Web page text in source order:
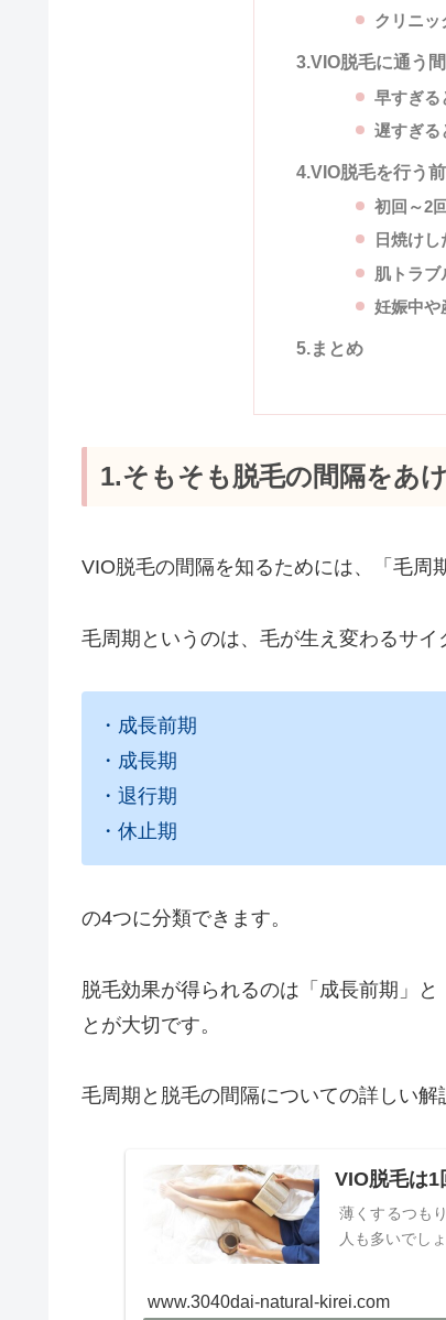
クリニッ
3.VIO脱毛に通う
早すぎる
遅すぎる
4.VIO脱毛を行う
初回～2
日焼け
肌トラブ
妊娠中や
5.まとめ
1.そもそも脱毛の間隔をあ
VIO脱毛の間隔を知るためには、「毛周
毛周期というのは、毛が生え変わるサイ
・成長前期
・成長期
・退行期
・休止期
の4つに分類できます。
脱毛効果が得られるのは「成長前期」
とが大切です。
毛周期と脱毛の間隔についての詳しい解
VIO脱毛は1
薄くするつも
人も多いでし
www.3040dai-natural-kirei.com